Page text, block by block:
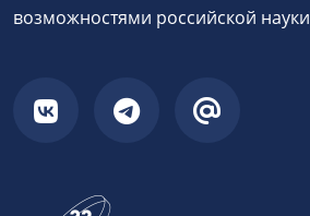
возможностями российской науки